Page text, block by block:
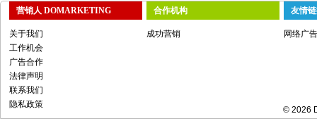
营销人 DOMARKETING
关于我们
工作机会
广告合作
法律声明
联系我们
隐私政策
合作机构
成功营销
友情
网络广
© 2026